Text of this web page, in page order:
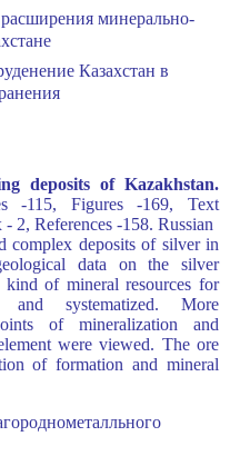
минерально-
Казахстан в
deposits of Kazakhstan.
-115, Figures -169, Text
2, References -158. Russian
complex deposits of silver in
data on the silver
of mineral resources for
and systematized. More
of mineralization and
were viewed. The ore
of formation and mineral